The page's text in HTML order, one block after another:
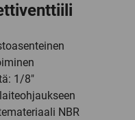
1/8″
NBR